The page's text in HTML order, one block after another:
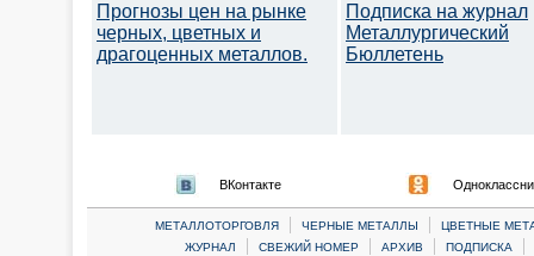
Прогнозы цен на рынке
черных, цветных и
драгоценных металлов.
Подписка на журнал
Металлургический
Бюллетень
ВКонтакте
МЕТАЛЛОТОРГОВЛЯ | ЧЕРНЫЕ МЕТАЛЛЫ |
ЦВЕТНЫЕ
ЖУРНАЛ
| СВЕЖИЙ НОМЕР | АРХИВ | ПОДПИСКА |